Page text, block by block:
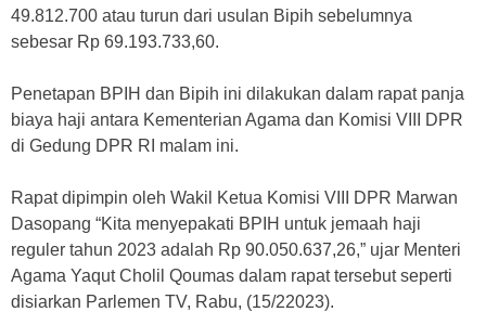
49.812.700 atau turun dari usulan Bipih sebelumnya
sebesar Rp 69.193.733,60.
Penetapan BPIH dan Bipih ini dilakukan dalam rapat panja
biaya haji antara Kementerian Agama dan Komisi VIII DPR
di Gedung DPR RI malam ini.
Rapat dipimpin oleh Wakil Ketua Komisi VIII DPR Marwan
Dasopang “Kita menyepakati BPIH untuk jemaah haji
reguler tahun 2023 adalah Rp 90.050.637,26,” ujar Menteri
Agama Yaqut Cholil Qoumas dalam rapat tersebut seperti
disiarkan Parlemen TV, Rabu, (15/22023).